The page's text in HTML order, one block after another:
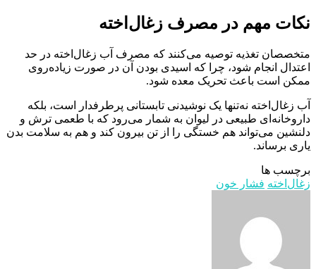
نکات مهم در مصرف زغال‌اخته
متخصصان تغذیه توصیه می‌کنند که مصرف آب زغال‌اخته در حد
اعتدال انجام شود، چرا که اسیدی بودن آن در صورت زیاده‌روی
ممکن است باعث تحریک معده شود.
آب زغال‌اخته نه‌تنها یک نوشیدنی تابستانی پرطرفدار است، بلکه
داروخانه‌ای طبیعی در لیوان به شمار می‌رود که با طعمی ترش و
دلنشین می‌تواند هم خستگی را از تن بیرون کند و هم به سلامت بدن
یاری برساند.
برچسب ها
زغال‌اخته فشار خون